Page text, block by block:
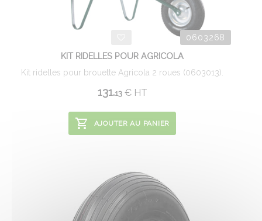
0603268
KIT RIDELLES POUR AGRICOLA
Kit ridelles pour brouette Agricola 2 roues (0603013).
131.13 €HT
AJOUTER AU PANIER